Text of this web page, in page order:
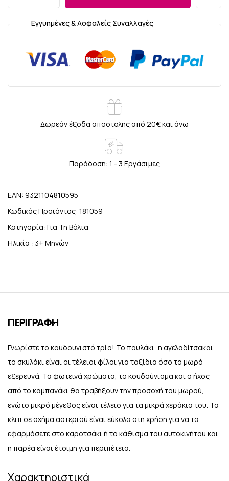
Εγγυημένες & Ασφαλείς Συναλλαγές
Δωρεάν έξοδα αποστολής από 20€ και άνω
Παράδοση: 1 - 3 Εργάσιμες
EAN: 9321104810595
Κωδικός Προϊόντος: 181059
Κατηγορία: Για Τη Βόλτα
Ηλικία : 3+ Μηνών
ΠΕΡΙΓΡΑΦΉ
Γνωρίστε το κουδουνιστό τρίο! Το πουλάκι, η αγελαδίτσακαι
το σκυλάκι είναι οι τέλειοι φίλοι για ταξίδια όσο το μωρό
εξερευνά. Τα φωτεινά χρώματα, το κουδούνισμα και ο ήχος
από το καμπανάκι θα τραβήξουν την προσοχή του μωρού,
ενώτο μικρό μέγεθος είναι τέλειο για τα μικρά χεράκια του. Τα
κλιπ σε σχήμα αστεριού είναι εύκολα στη χρήση για να τα
εφαρμόσετε στο καροτσάκι ή το κάθισμα του αυτοκινήτου και
η παρέα είναι έτοιμη για περιπέτεια.
Χαρακτηριστικά